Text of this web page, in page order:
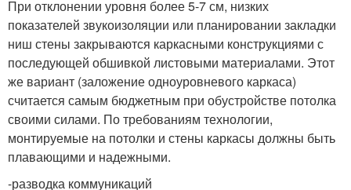
При отклонении уровня более 5-7 см, низких
показателей звукоизоляции или планировании закладки
ниш стены закрываются каркасными конструкциями с
последующей обшивкой листовыми материалами. Этот
же вариант (заложение одноуровневого каркаса)
считается самым бюджетным при обустройстве потолка
своими силами. По требованиям технологии,
монтируемые на потолки и стены каркасы должны быть
плавающими и надежными.
-разводка коммуникаций